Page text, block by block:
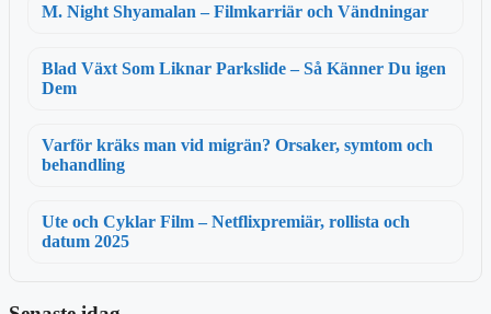
M. Night Shyamalan – Filmkarriär och Vändningar
Blad Växt Som Liknar Parkslide – Så Känner Du igen
Dem
Varför kräks man vid migrän? Orsaker, symtom och
behandling
Ute och Cyklar Film – Netflixpremiär, rollista och
datum 2025